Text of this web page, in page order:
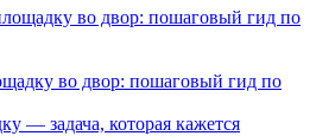
во двор: пошаговый гид по
— задача, которая кажется